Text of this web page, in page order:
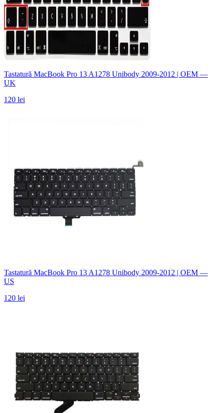
Tastatură MacBook Pro 13 A1278 Unibody 2009-2012 | OEM —
UK
120 lei
Tastatură MacBook Pro 13 A1278 Unibody 2009-2012 | OEM —
US
120 lei